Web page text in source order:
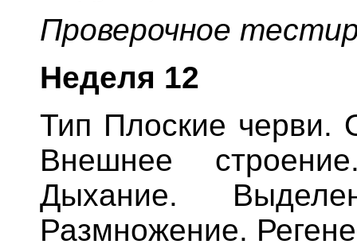
Проверочное
Неделя 12
Тип Плоские черви.
Внешнее
Дыхание.
Размножение.